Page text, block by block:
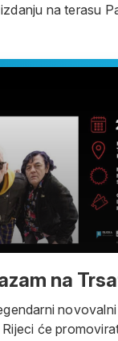
na terasu
na
novovalni
će